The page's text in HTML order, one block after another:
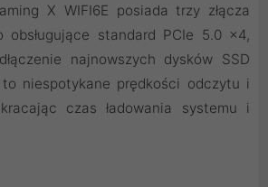
X WIFI6E posiada trzy złącza
standard PCIe 5.0 x4,
najnowszych dysków SSD
niespotykane prędkości odczytu i
czas ładowania systemu i